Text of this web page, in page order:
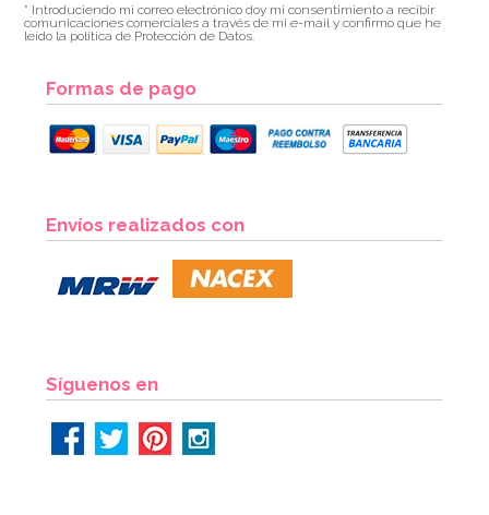
1,40€
* Introduciendo mi correo electrónico doy mi consentimiento a recibir
comunicaciones comerciales a través de mi e-mail y confirmo que he
leído la política de Protección de Datos.
Formas de pago
Envíos realizados con
Síguenos en